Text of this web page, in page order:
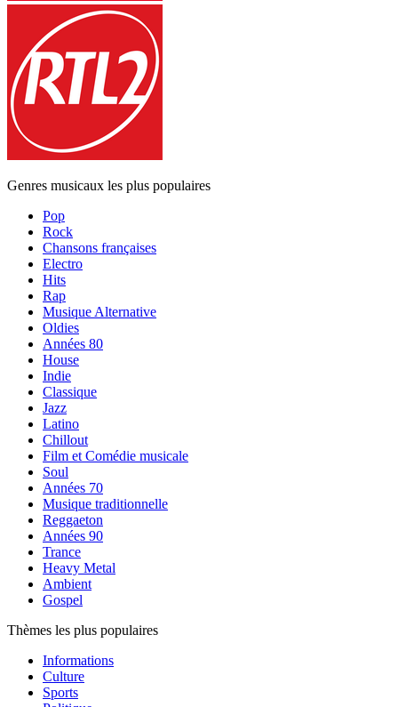
Genres musicaux les plus populaires
Pop
Rock
Chansons françaises
Electro
Hits
Rap
Musique Alternative
Oldies
Années 80
House
Indie
Classique
Jazz
Latino
Chillout
Film et Comédie musicale
Soul
Années 70
Musique traditionnelle
Reggaeton
Années 90
Trance
Heavy Metal
Ambient
Gospel
Thèmes les plus populaires
Informations
Culture
Sports